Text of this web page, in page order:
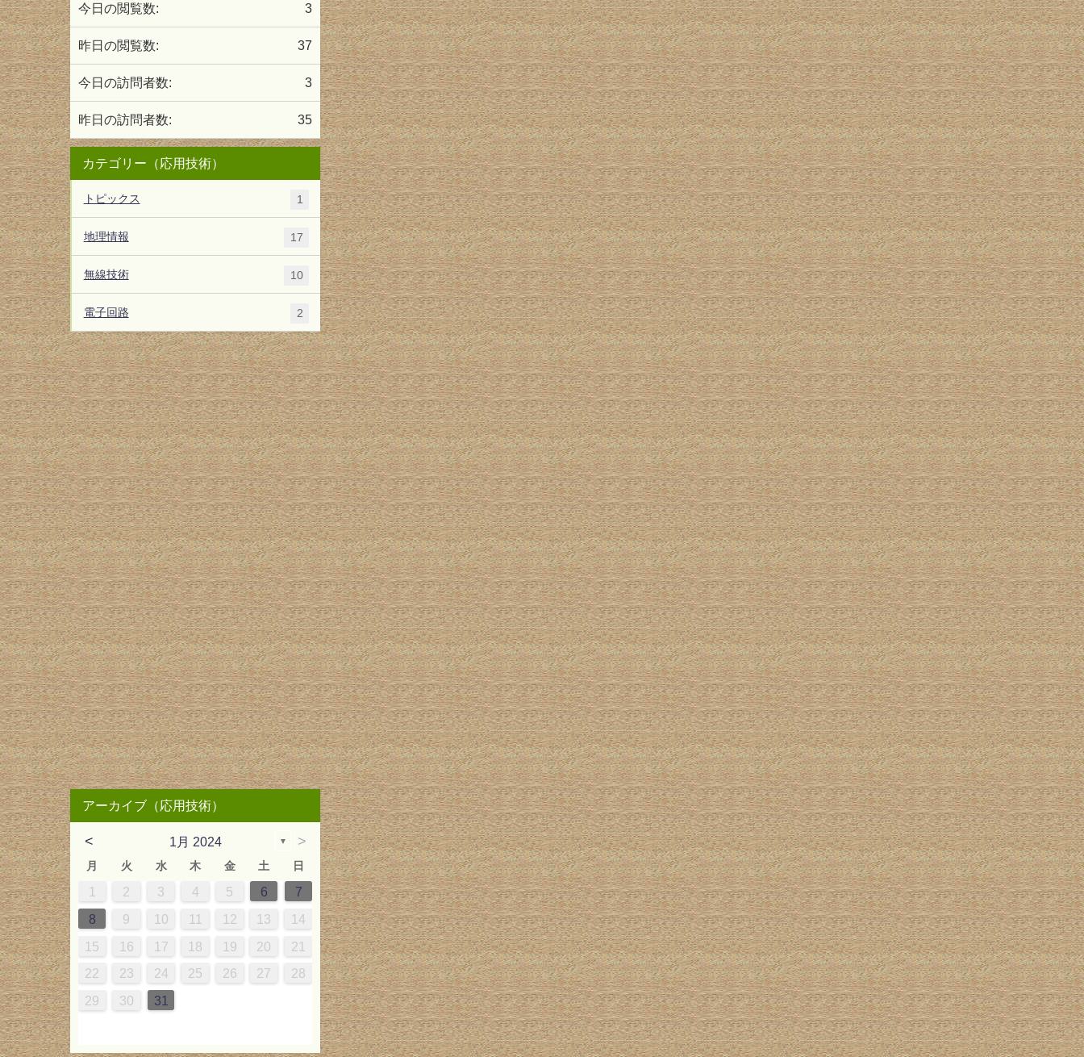
3
今日の閲覧数:
37
昨日の閲覧数:
3
今日の訪問者数:
35
昨日の訪問者数:
カテゴリー（応用技術）
トピックス 1
地理情報 17
無線技術 10
電子回路 2
アーカイブ（応用技術）
< 1月 2024 ▼ >
月 火 水 木 金 土 日
1 2 3 4 5 6 7
8 9 10 11 12 13 14
15 16 17 18 19 20 21
22 23 24 25 26 27 28
29 30 31
2 3
9 10
16 17
23 24
30
2 3
9 10
16 17
23 24
30